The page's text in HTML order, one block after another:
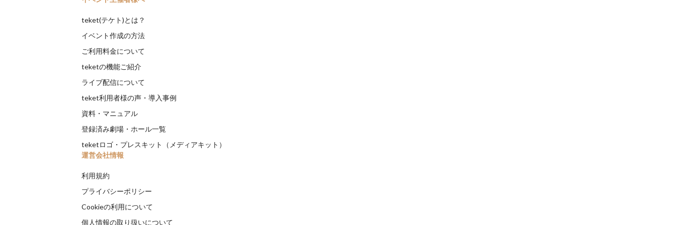
teket(テケト)とは？
イベント作成の方法
ご利用料金について
teketの機能ご紹介
ライブ配信について
teket利用者様の声・導入事例
資料・マニュアル
登録済み劇場・ホール一覧
teketロゴ・プレスキット（メディアキット）
運営会社情報
利用規約
プライバシーポリシー
Cookieの利用について
個人情報の取り扱いについて